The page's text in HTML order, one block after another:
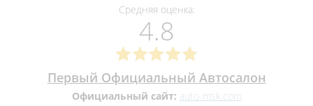
Средняя оценка:
4.8
Первый Официальный Автосалон
Официальный сайт: auto-msk.com